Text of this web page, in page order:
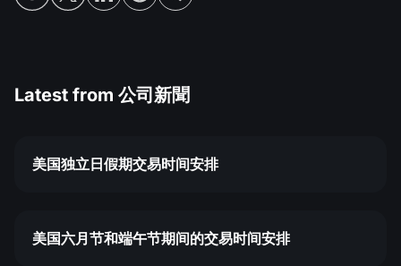
Latest from 公司新聞
美国独立日假期交易时间安排
美国六月节和端午节期间的交易时间安排